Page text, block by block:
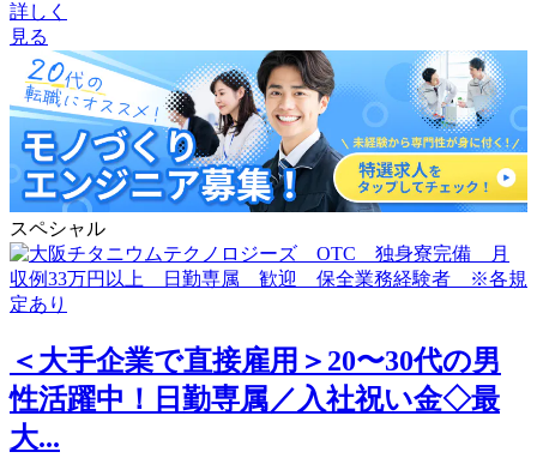
詳しく
見る
スペシャル
＜大手企業で直接雇用＞20〜30代の男
性活躍中！日勤専属／入社祝い金◇最
大...